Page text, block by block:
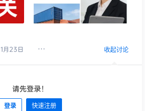
1月23日 收起讨论
请先登录！
登录 快速注册